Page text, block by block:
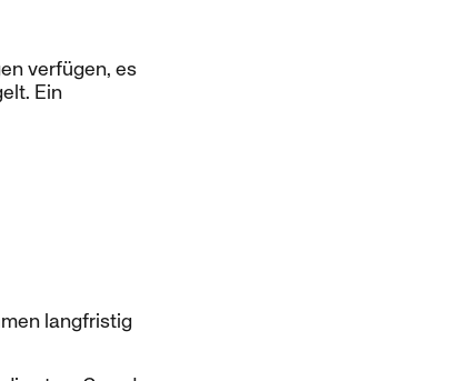
verfügen, es
Ein
langfristig